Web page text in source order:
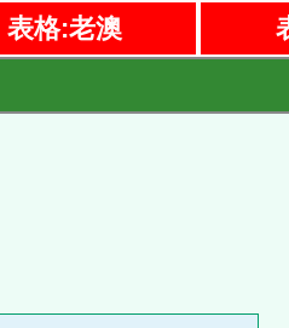
表格:老澳